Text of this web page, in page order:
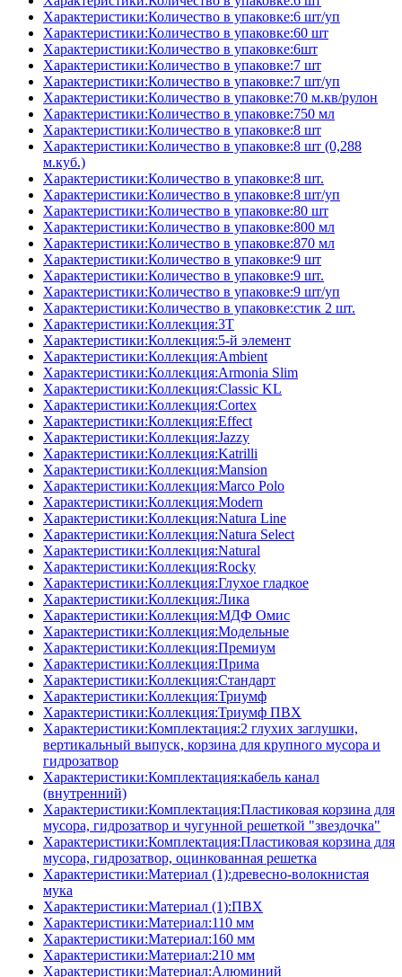
Характеристики:Количество в упаковке:6 шт/уп
Характеристики:Количество в упаковке:60 шт
Характеристики:Количество в упаковке:6шт
Характеристики:Количество в упаковке:7 шт
Характеристики:Количество в упаковке:7 шт/уп
Характеристики:Количество в упаковке:70 м.кв/рулон
Характеристики:Количество в упаковке:750 мл
Характеристики:Количество в упаковке:8 шт
Характеристики:Количество в упаковке:8 шт (0,288
м.куб.)
Характеристики:Количество в упаковке:8 шт.
Характеристики:Количество в упаковке:8 шт/уп
Характеристики:Количество в упаковке:80 шт
Характеристики:Количество в упаковке:800 мл
Характеристики:Количество в упаковке:870 мл
Характеристики:Количество в упаковке:9 шт
Характеристики:Количество в упаковке:9 шт.
Характеристики:Количество в упаковке:9 шт/уп
Характеристики:Количество в упаковке:стик 2 шт.
Характеристики:Коллекция:3T
Характеристики:Коллекция:5-й элемент
Характеристики:Коллекция:Ambient
Характеристики:Коллекция:Armonia Slim
Характеристики:Коллекция:Classic KL
Характеристики:Коллекция:Cortex
Характеристики:Коллекция:Effect
Характеристики:Коллекция:Jazzy
Характеристики:Коллекция:Katrilli
Характеристики:Коллекция:Mansion
Характеристики:Коллекция:Marco Polo
Характеристики:Коллекция:Modern
Характеристики:Коллекция:Natura Line
Характеристики:Коллекция:Natura Select
Характеристики:Коллекция:Natural
Характеристики:Коллекция:Rocky
Характеристики:Коллекция:Глухое гладкое
Характеристики:Коллекция:Лика
Характеристики:Коллекция:МДФ Омис
Характеристики:Коллекция:Модельные
Характеристики:Коллекция:Премиум
Характеристики:Коллекция:Прима
Характеристики:Коллекция:Стандарт
Характеристики:Коллекция:Триумф
Характеристики:Коллекция:Триумф ПВХ
Характеристики:Комплектация:2 глухих заглушки,
вертикальный выпуск, корзина для крупного мусора и
гидрозатвор
Характеристики:Комплектация:кабель канал
(внутренний)
Характеристики:Комплектация:Пластиковая корзина для
мусора, гидрозатвор и чугунной решеткой "звездочка"
Характеристики:Комплектация:Пластиковая корзина для
мусора, гидрозатвор, оцинкованная решетка
Характеристики:Материал (1):древесно-волокнистая
мука
Характеристики:Материал (1):ПВХ
Характеристики:Материал:110 мм
Характеристики:Материал:160 мм
Характеристики:Материал:210 мм
Характеристики:Материал:Алюминий